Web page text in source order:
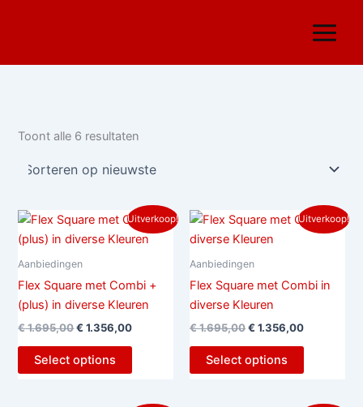
inhoud
Toont alle 6 resultaten
Uitverkoop!
Aanbiedingen
Flex Square met Combi +
(plus) in diverse Kleuren
€1.695,00
Oorspronkelijke
prijs
was:
€ 1.356,00
Huidige
prijs
is:
Select options
Uitverkoop!
Aanbiedingen
Flex Square met Combi in
diverse Kleuren
€1.695,00
Oorspronkelijke
prijs
was:
€ 1.356,00
Huidige
prijs
Select options